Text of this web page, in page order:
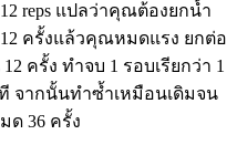
reps แปลว่าคุณต้องยกน้ำ
ครั้งแล้วคุณหมดแรง ยกต่อ
ครั้ง ทำจบ 1 รอบเรียกว่า 1
ที จากนั้นทำซ้ำเหมือนเดิมจน
ด 36 ครั้ง